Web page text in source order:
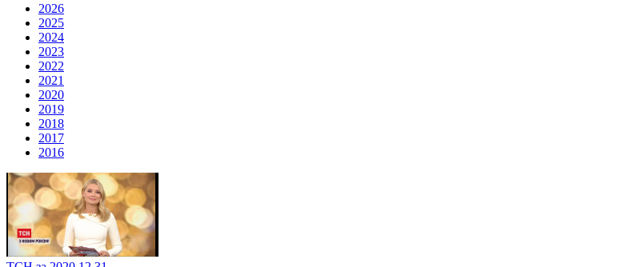
2026
2025
2024
2023
2022
2021
2020
2019
2018
2017
2016